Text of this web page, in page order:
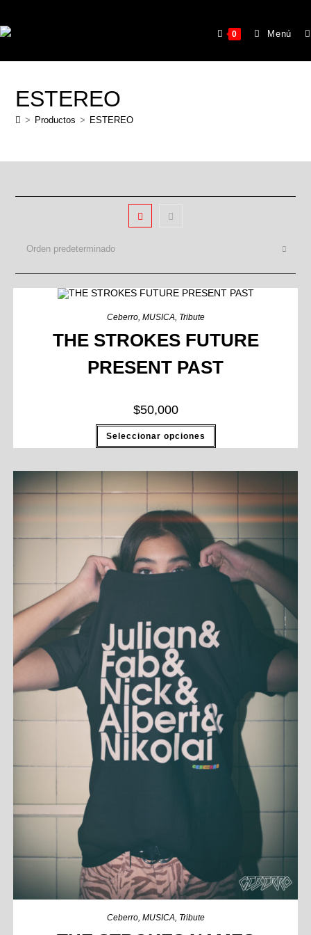
0 Menú
ESTEREO
> Productos > ESTEREO
Orden predeterminado
Ceberro, MUSICA, Tribute
THE STROKES FUTURE
PRESENT PAST
$50,000
Seleccionar opciones
Ceberro, MUSICA, Tribute